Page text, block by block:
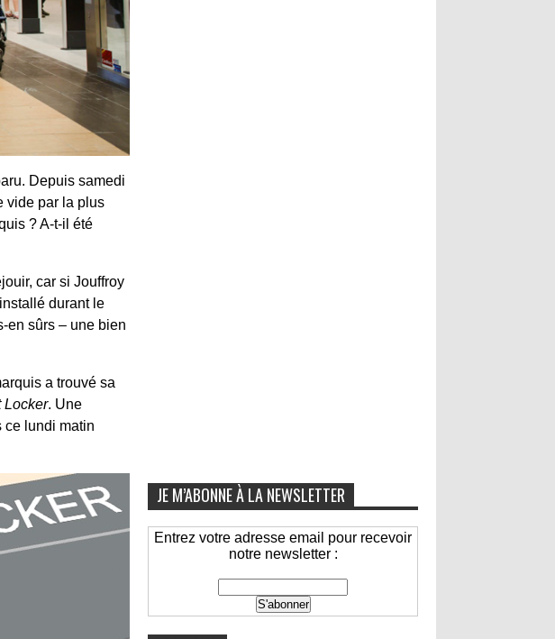
Depuis samedi
vide par la plus
? A-t-il été
car si Jouffroy
durant le
en sûrs – une bien
a trouvé sa
Locker. Une
ce lundi matin
JE M’ABONNE À LA NEWSLETTER
Entrez votre adresse email pour recevoir
notre newsletter :